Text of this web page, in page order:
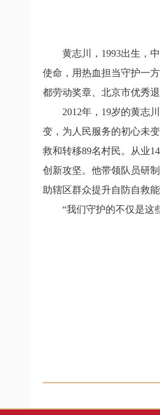
黄志川，1993出生，
使命，用热血担当守护一
都劳动奖章、北京市优秀
2012年，19岁的黄志
变，为人民服务的初心未
救和转移89名村民。从业
创新攻坚。他带领队员研
助辖区群众提升自防自救能
“我们守护的不仅是这